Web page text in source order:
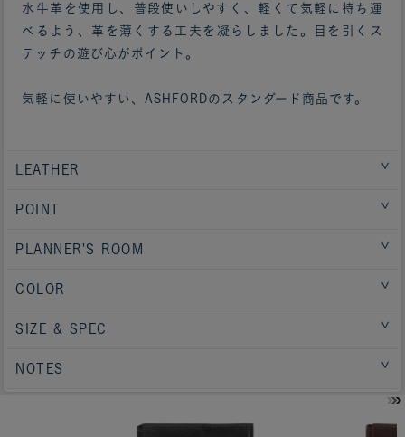
水牛革を使用し、普段使いしやすく、軽くて気軽に持ち運
べるよう、革を薄くする工夫を凝らしました。目を引くス
テッチの遊び心がポイント。
気軽に使いやすい、ASHFORDのスタンダード商品です。
LEATHER
POINT
PLANNER'S ROOM
COLOR
SIZE & SPEC
NOTES